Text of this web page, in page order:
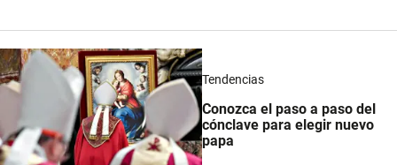
Tendencias
Conozca el paso a paso del
cónclave para elegir nuevo
papa